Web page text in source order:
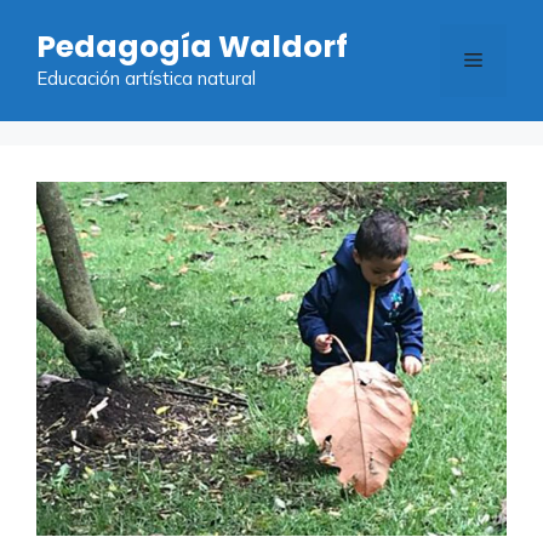
contenido
Pedagogía Waldorf
Educación artística natural
Menú